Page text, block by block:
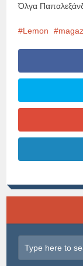
Όλγα
Lemon